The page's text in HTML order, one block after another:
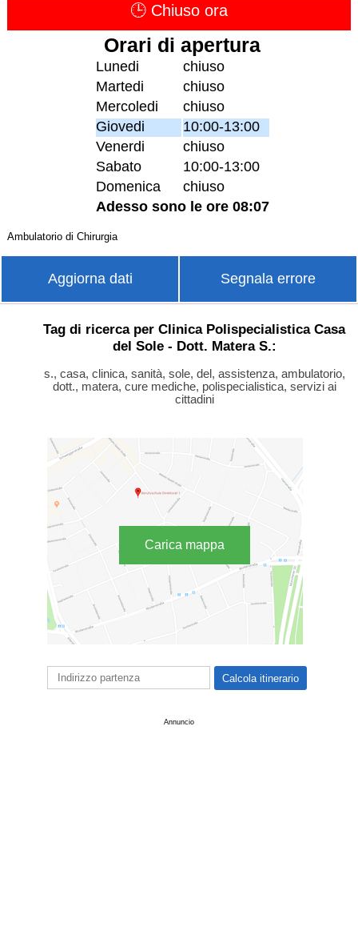
🕒 Chiuso ora
Orari di apertura
Lunedi
chiuso
Martedi
chiuso
Mercoledi
chiuso
Giovedi
10:00-13:00
Venerdi
chiuso
Sabato
10:00-13:00
Domenica
chiuso
Adesso sono le ore 08:07
Ambulatorio di Chirurgia
Aggiorna dati Segnala errore
Tag di ricerca per Clinica Polispecialistica Casa
del Sole - Dott. Matera S.:
s., casa, clinica, sanità, sole, del, assistenza, ambulatorio,
dott., matera, cure mediche, polispecialistica, servizi ai
cittadini
Carica mappa
Annuncio